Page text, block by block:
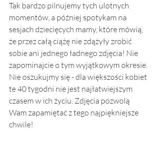
Tak bardzo pilnujemy tych ulotnych
momentów, a później spotykam na
sesjach dziecięcych mamy, które mówią,
że przez całą ciążę nie zdążyły zrobić
sobie ani jednego ładnego zdjęcia! Nie
zapominajcie o tym wyjątkowym okresie.
Nie oszukujmy się - dla większości kobiet
te 40 tygodni nie jest najłatwiejszym
czasem w ich życiu. Zdjęcia pozwolą
Wam zapamiętać z tego najpiękniejsze
chwile!